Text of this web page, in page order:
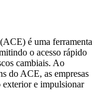
é uma ferramenta
o acesso rápido
cambiais. Ao
do ACE, as empresas
exterior e impulsionar